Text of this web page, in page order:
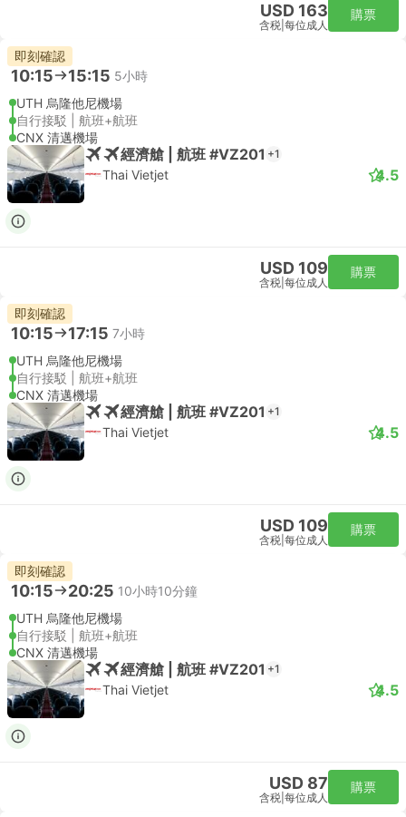
USD 163
含税 每位成人
購票
即刻確認
10:15 15:15 5小時
UTH 烏隆他尼機場
自行接駁 | 航班+航班
CNX 清邁機場
經濟艙 | 航班 #VZ201 +1
Thai Vietjet 4.5
USD 109
含税 每位成人
購票
即刻確認
10:15 17:15 7小時
UTH 烏隆他尼機場
自行接駁 | 航班+航班
CNX 清邁機場
經濟艙 | 航班 #VZ201 +1
Thai Vietjet 4.5
USD 109
含税 每位成人
購票
即刻確認
10:15 20:25 10小時10分鐘
UTH 烏隆他尼機場
自行接駁 | 航班+航班
CNX 清邁機場
經濟艙 | 航班 #VZ201 +1
Thai Vietjet 4.5
USD 87
含税 每位成人
購票